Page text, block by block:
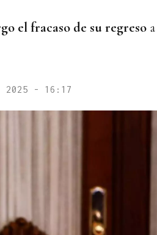
el fracaso de su regreso
2025 - 16:17